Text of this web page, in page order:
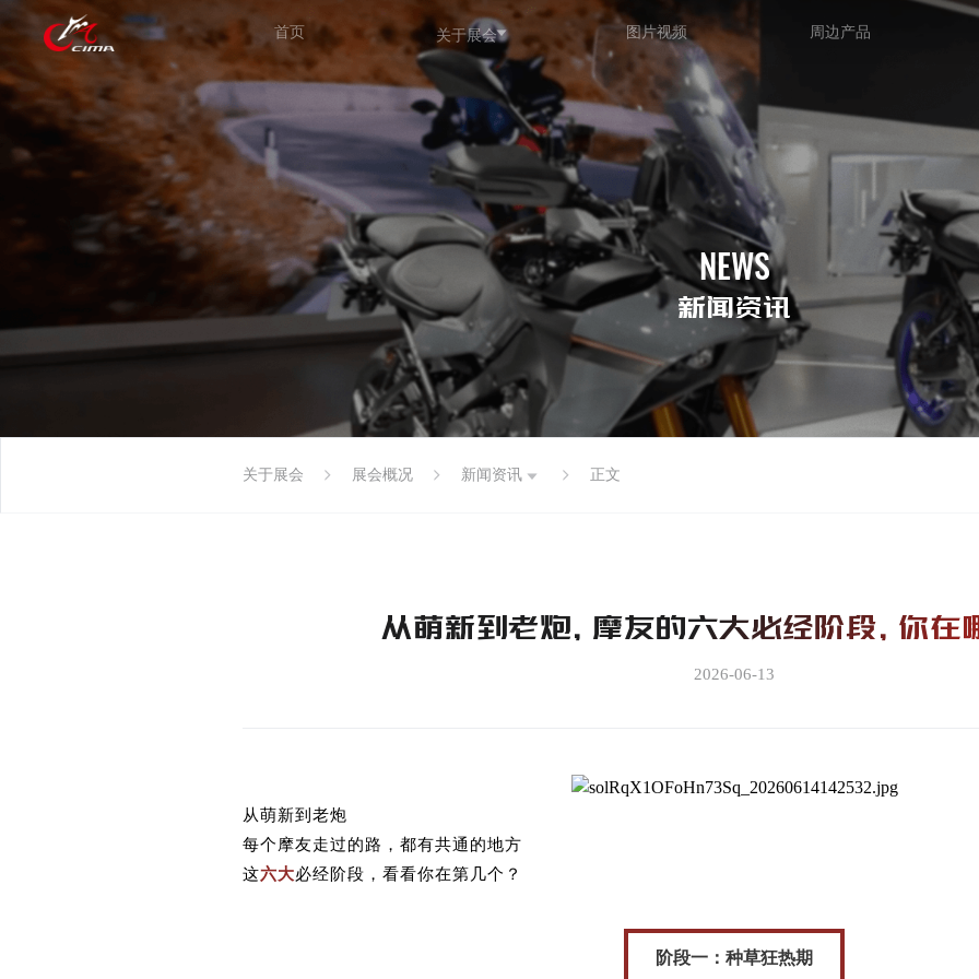
首页 关于展会 图片视频 周边产品
NEWS
新闻资讯
关于展会 展会概况 新闻资讯 正文
从萌新到老炮，摩友的六大必经阶段，你在
2026-06-13
从萌新到老炮
每个摩友走过的路，都有共通的地方
这六大必经阶段，看看你在第几个？
阶段一：种草狂热期